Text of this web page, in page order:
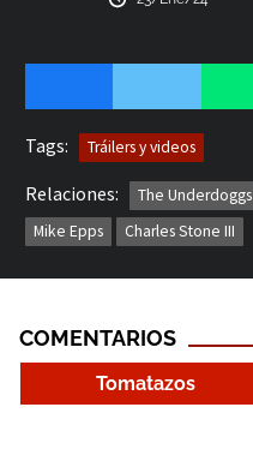
Tags: Tráilers y videos
Relaciones: The Underdoggs
Mike Epps
Charles Stone III
COMENTARIOS
Tomatazos